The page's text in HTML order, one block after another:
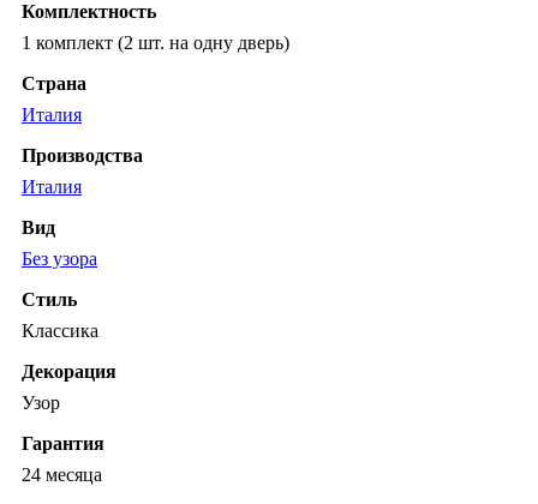
Комплектность
1 комплект (2 шт. на одну дверь)
Страна
Италия
Производства
Италия
Вид
Без узора
Стиль
Классика
Декорация
Узор
Гарантия
24 месяца